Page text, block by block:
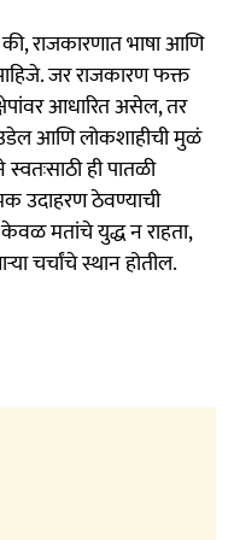
राजकारणात भाषा आणि
जर राजकारण फक्त
आधारित असेल, तर
आणि लोकशाहीची मुळं
ही पातळी
उदाहरण ठेवण्याची
मतांचे युद्ध न राहता,
चर्चांचे स्थान होतील.